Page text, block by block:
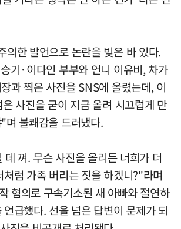
의한 발언으로 논란을 빚은 바 있다.
기·이다인 부부와 언니 이유비, 차가
과 찍은 사진을 SNS에 올렸는데, 이
사진을 굳이 지금 올려 시끄럽게 만
며 불쾌감을 드러냈다.
껴. 무슨 사진을 올리든 너희가 더
처럼 가족 버리는 짓을 하겠니?"라며
혐의로 구속기소된 새 아빠와 절연하
급했다. 선을 넘은 답변이 문제가 되